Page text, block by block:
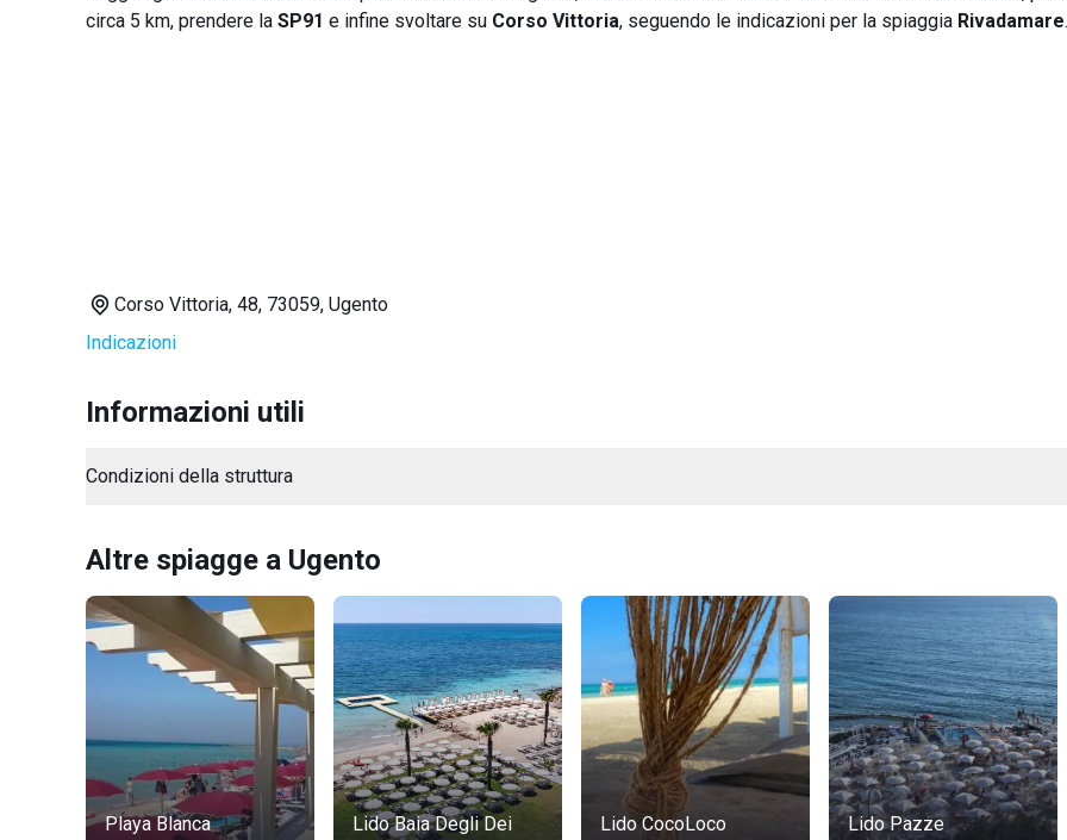
circa 5 km, prendere la SP91 e infine svoltare su Corso Vittoria, seguendo le indicazioni per la spiaggia Rivadamare.
Corso Vittoria, 48, 73059, Ugento
Indicazioni
Informazioni utili
Condizioni della struttura
Altre spiagge a Ugento
Playa Blanca Lido Baia Degli Dei Lido CocoLoco Lido Pazze